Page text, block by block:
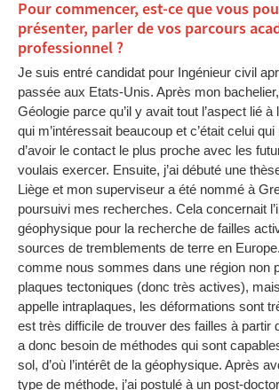
Pour commencer, est-ce que vous
présenter, parler de vos parcours
professionnel ?
Je suis entré candidat pour Ingénieur civil
passée aux Etats-Unis. Après mon bachelier,
Géologie parce qu’il y avait tout l’aspect lié à
qui m’intéressait beaucoup et c’était celui
d’avoir le contact le plus proche avec les
voulais exercer. Ensuite, j’ai débuté une
Liège et mon superviseur a été nommé à
poursuivi mes recherches. Cela concernait
géophysique pour la recherche de failles
sources de tremblements de terre en
comme nous sommes dans une région non
plaques tectoniques (donc très actives),
appelle intraplaques, les déformations sont
est très difficile de trouver des failles à partir
a donc besoin de méthodes qui sont
sol, d’où l’intérêt de la géophysique. Après
type de méthode, j’ai postulé à un post-